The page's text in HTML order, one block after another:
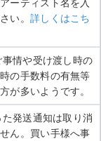
い。 詳しくはこち
情や受け渡し時の
の手数料の有無等
が多いようです。
発送通知は取り消
ん。買い手様へ事